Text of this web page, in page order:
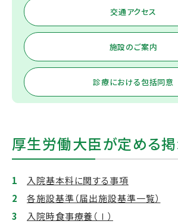
交通アクセス
施設のご案内
診療における包括同意
厚生労働大臣が定める
入院基本料に関する事項
各施設基準（届出施設基準一覧）
入院時食事療養（Ⅰ）